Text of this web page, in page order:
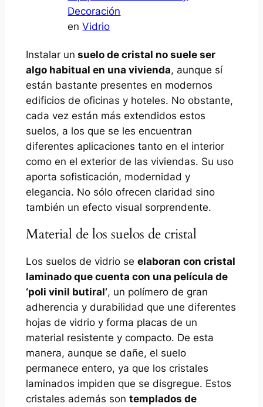
Decoración
enVidrio
Instalar un suelo de cristal no suele ser
algo habitual en una vivienda, aunque sí
están bastante presentes en modernos
edificios de oficinas y hoteles. No obstante,
cada vez están más extendidos estos
suelos, a los que se les encuentran
diferentes aplicaciones tanto en el interior
como en el exterior de las viviendas. Su uso
aporta sofisticación, modernidad y
elegancia. No sólo ofrecen claridad sino
también un efecto visual sorprendente.
Material de los suelos de cristal
Los suelos de vidrio se elaboran con cristal
laminado que cuenta con una película de
‘poli vinil butiral’, un polímero de gran
adherencia y durabilidad que une diferentes
hojas de vidrio y forma placas de un
material resistente y compacto. De esta
manera, aunque se dañe, el suelo
permanece entero, ya que los cristales
laminados impiden que se disgregue. Estos
cristales además son templados de